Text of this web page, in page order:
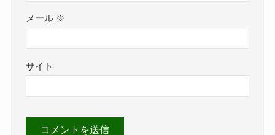
メール ※
サイト